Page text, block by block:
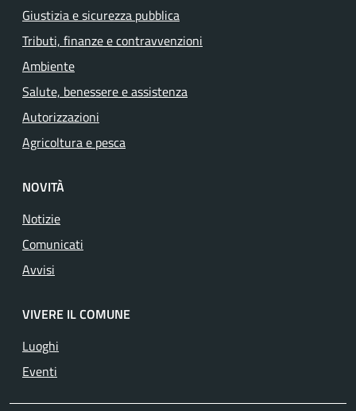
Giustizia e sicurezza pubblica
Tributi, finanze e contravvenzioni
Ambiente
Salute, benessere e assistenza
Autorizzazioni
Agricoltura e pesca
NOVITÀ
Notizie
Comunicati
Avvisi
VIVERE IL COMUNE
Luoghi
Eventi